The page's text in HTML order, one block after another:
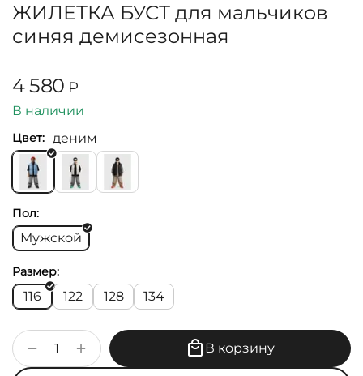
ЖИЛЕТКА БУСТ для мальчиков
синяя демисезонная
4 580 Р
В наличии
Цвет: деним
Пол:
Мужской
Размер:
116 122 128 134
+
− В корзину